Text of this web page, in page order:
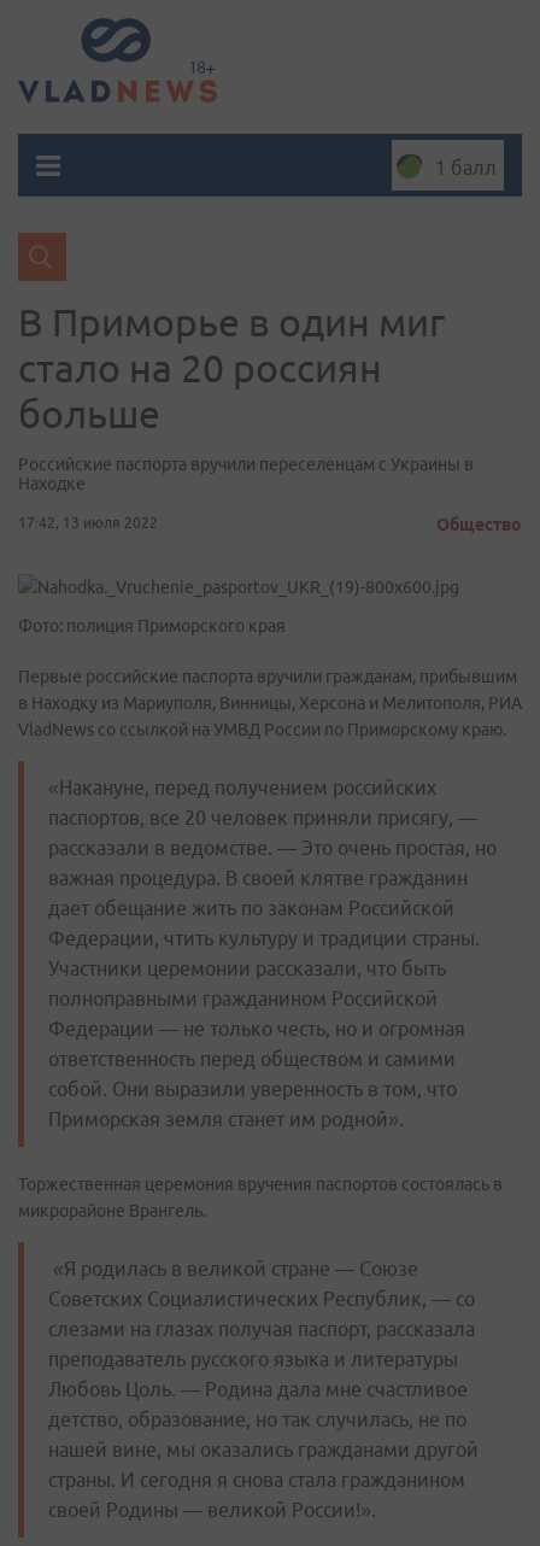
1 балл
В Приморье в один миг
стало на 20 россиян
больше
Российские паспорта вручили переселенцам с Украины в
Находке
17:42, 13 июля 2022 Общество
Фото: полиция Приморского края
Первые российские паспорта вручили гражданам, прибывшим
в Находку из Мариуполя, Винницы, Херсона и Мелитополя, РИА
VladNews со ссылкой на УМВД России по Приморскому краю.
«Накануне, перед получением российских
паспортов, все 20 человек приняли присягу, —
рассказали в ведомстве. — Это очень простая, но
важная процедура. В своей клятве гражданин
дает обещание жить по законам Российской
Федерации, чтить культуру и традиции страны.
Участники церемонии рассказали, что быть
полноправными гражданином Российской
Федерации — не только честь, но и огромная
ответственность перед обществом и самими
собой. Они выразили уверенность в том, что
Приморская земля станет им родной».
Торжественная церемония вручения паспортов состоялась в
микрорайоне Врангель.
«Я родилась в великой стране — Союзе
Советских Социалистических Республик, — со
слезами на глазах получая паспорт, рассказала
преподаватель русского языка и литературы
Любовь Цоль. — Родина дала мне счастливое
детство, образование, но так случилась, не по
нашей вине, мы оказались гражданами другой
страны. И сегодня я снова стала гражданином
своей Родины — великой России!».